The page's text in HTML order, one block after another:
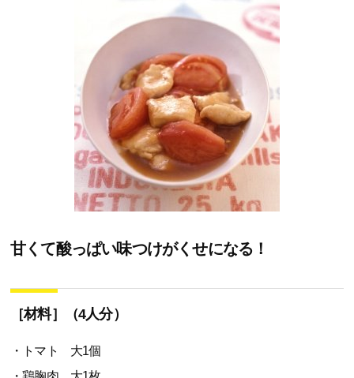
甘くて酸っぱい味つけがくせになる！
［材料］（4人分）
・トマト 大1個